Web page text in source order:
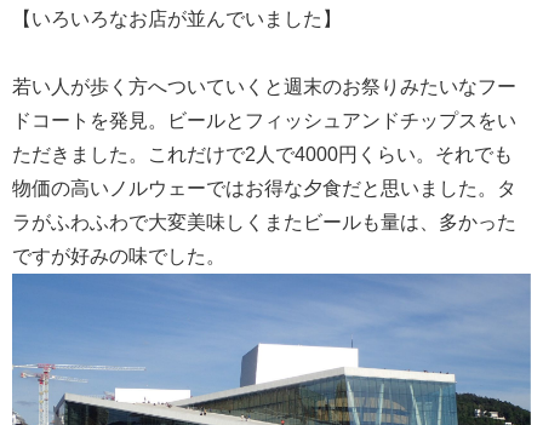
【いろいろなお店が並んでいました】
若い人が歩く方へついていくと週末のお祭りみたいなフー
ドコートを発見。ビールとフィッシュアンドチップスをい
ただきました。これだけで2人で4000円くらい。それでも
物価の高いノルウェーではお得な夕食だと思いました。タ
ラがふわふわで大変美味しくまたビールも量は、多かった
ですが好みの味でした。